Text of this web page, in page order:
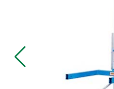
プライバシーポ
展示会用品